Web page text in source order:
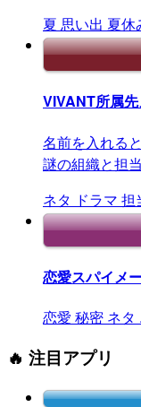
夏 思い出 夏休
VIVANT所属
名前を入れる
謎の組織と担
ネタ ドラマ 担
恋愛スパイメ
恋愛 秘密 ネタ
🔥 注目アプリ